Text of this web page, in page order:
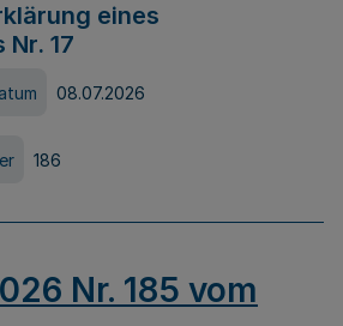
eines
17
08.07.2026
186
Nr. 185 vom